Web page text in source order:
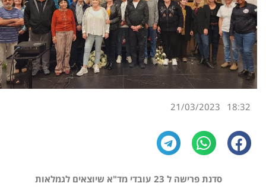
18:32
21/03/2023
סדנת פרישה ל 23 עובדי מד"א שיוצאים לגמלאות